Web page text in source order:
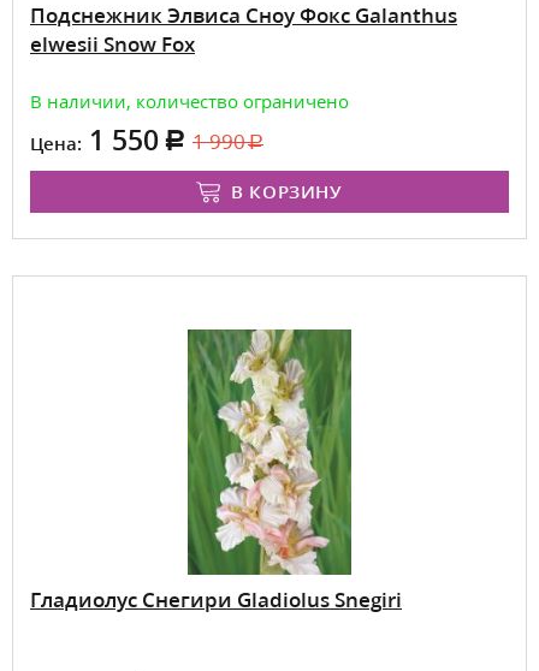
Подснежник Элвиса Сноу Фокс Galanthus
elwesii Snow Fox
В наличии, количество ограничено
Цена: 1 550 1 990
В КОРЗИНУ
Гладиолус Снегири Gladiolus Snegiri